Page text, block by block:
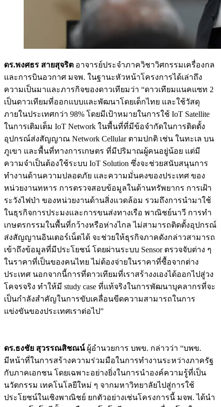
ดร.พงศธร สายสุจริต อาจารย์ประจำภาควิชาวิศกรรมเครื่องกล
และการบินอวกาศ มจพ. ในฐานะหัวหน้าโครงการได้เล่าถึง
ความเป็นมาและภารกิจของดาวเทียมว่า “ดาวเทียมแนคแซท 2
เป็นดาวเทียมที่ออกแบบและพัฒนาโดยเด็กไทย และใช้วัสดุ
ภายในประเทศกว่า 98% โดยมีเป้าหมายในการใช้ IoT Satellite
ในการเติมเต็ม IoT Network ในพื้นที่ที่มีข้อจำกัดในการติดตั้ง
อุปกรณ์ส่งสัญญาณ Network Cellular ตามปกติ เช่น ในทะเล บน
ภูเขา และพื้นที่ทางการเกษตร ที่มีปริมาณผู้คนอยู่น้อย แต่มี
ความจำเป็นต้องใช้ระบบ IoT Solution ซึ่งจะช่วยสนับสนุนการ
ทำงานด้านความปลอดภัย และความมั่นคงของประเทศ ของ
หน่วยงานทหาร การตรวจสอบข้อมูลในด้านทรัพยากร การเฝ้า
ระวังไฟป่า ของหน่วยงานด้านสิ่งแวดล้อม รวมถึงการนำมาใช้
ในธุรกิจการประมงและการขนส่งทางเรือ พาณิชย์นาวี การทำ
เกษตรกรรมในพื้นที่กว้างหรือห่างไกล ไม่สามารถติดตั้งอุปกรณ์
ส่งสัญญานอินเตอร์เน็ตได้ จะช่วยให้ธุรกิจภาคดังกล่าวสามารถ
เข้าถึงข้อมูลที่มีประโยชน์ โดยผ่านระบบ Sensor ตรวจจับต่าง ๆ
ในราคาที่เป็นของคนไทย ไม่ต้องจ่ายในราคาที่ซื้อจากต่าง
ประเทศ นอกจากนี้การที่ดาวเทียมที่เราสร้างงเองได้ออกไปสู่วง
โคจรจริง ทำให้มี study case ที่แท้จริงในการพัฒนาบุคลากรที่จะ
เป็นกำลังสำคัญในการขับเคลื่อนขีดความสามารถในการ
แข่งขันของประเทศเราต่อไป”
ดร.ธงชัย สุวรรณสิชณน์ผู้อำนวยการ บพข. กล่าวว่า “บพข.
มีหน้าที่ในการสร้างความร่วมมือในการทำงานระหว่างภาครัฐ
กับภาคเอกชน โดยเฉพาะอย่างยิ่งในการนำองค์ความรู้ที่เป็น
นวัตกรรม เทคโนโลยีใหม่ ๆ จากมหาวิทยาลัยไปสู่การใช้
ประโยชน์ในเชิงพาณิชย์ ยกตัวอย่างเช่นโครงการนี้ มจพ. ได้นำ